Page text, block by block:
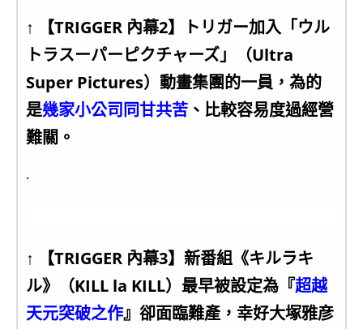
↑ 【TRIGGER 內幕2】トリガー加入「ウル
トラスーパーピクチャーズ」（Ultra
Super Pictures）動畫集團的一員，為的
是幾家小公司同甘共苦 、比較容易度過經營
難關。
.
↑ 【TRIGGER 內幕3】新番組《キルラキ
ル》（KILL la KILL）最早被設定為『超越
天元突破之作』卻面臨難產，幸好大塚雅彦